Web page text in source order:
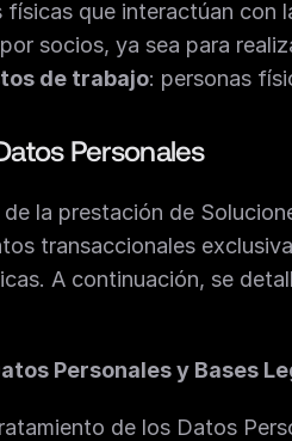
físicas que interactúan con
socios, ya sea para
de trabajo: personas
Personales
de la prestación de
transaccionales
A continuación, se
Personales y Bases
de los Datos